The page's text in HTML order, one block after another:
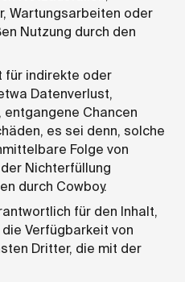
Wartungsarbeiten oder
Nutzung durch den
für indirekte oder
Datenverlust,
entgangene Chancen
es sei denn, solche
Folge von
Nichterfüllung
durch Cowboy.
für den Inhalt,
Verfügbarkeit von
Dritter, die mit der